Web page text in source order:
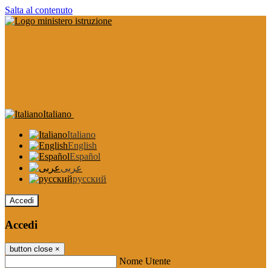
Salta al contenuto
Italiano
Italiano
English
Español
عربى
русский
Accedi
Accedi
button close ×
Nome Utente